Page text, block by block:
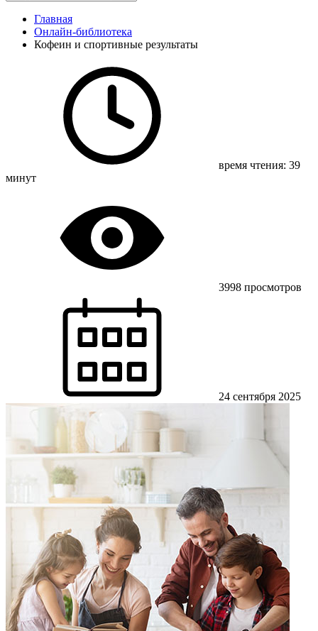
Главная
Онлайн-библиотека
Кофеин и спортивные результаты
время чтения: 39
минут
3998 просмотров
24 сентября 2025